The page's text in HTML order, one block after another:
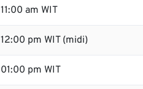
11:00 am WIT
12:00 pm WIT (midi)
01:00 pm WIT